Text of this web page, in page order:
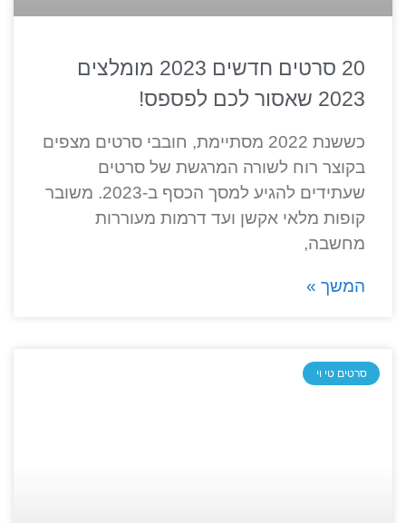
20 סרטים חדשים 2023 מומלצים
2023 שאסור לכם לפספס!
כששנת 2022 מסתיימת, חובבי סרטים מצפים
בקוצר רוח לשורה המרגשת של סרטים
שעתידים להגיע למסך הכסף ב-2023. משובר
קופות מלאי אקשן ועד דרמות מעוררות
מחשבה,
המשך »
סרטים טי וי